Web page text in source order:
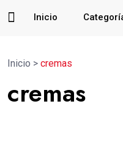
Inicio
Inicio > cremas
cremas